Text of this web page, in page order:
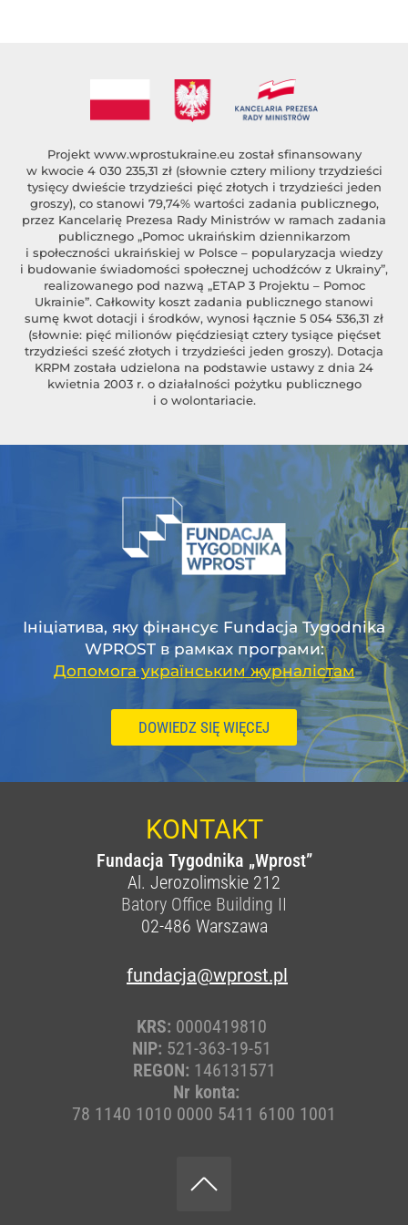
Projekt www.wprostukraine.eu został sfinansowany
w kwocie 4 030 235,31 zł (słownie cztery miliony trzydzieści
tysięcy dwieście trzydzieści pięć złotych i trzydzieści jeden
groszy), co stanowi 79,74% wartości zadania publicznego,
przez Kancelarię Prezesa Rady Ministrów w ramach zadania
publicznego „Pomoc ukraińskim dziennikarzom
i społeczności ukraińskiej w Polsce – popularyzacja wiedzy
i budowanie świadomości społecznej uchodźców z Ukrainy”,
realizowanego pod nazwą „ETAP 3 Projektu – Pomoc
Ukrainie”. Całkowity koszt zadania publicznego stanowi
sumę kwot dotacji i środków, wynosi łącznie 5 054 536,31 zł
(słownie: pięć milionów pięćdziesiąt cztery tysiące pięćset
trzydzieści sześć złotych i trzydzieści jeden groszy). Dotacja
KRPM została udzielona na podstawie ustawy z dnia 24
kwietnia 2003 r. o działalności pożytku publicznego
i o wolontariacie.
Ініціатива, яку фінансує Fundacja Tygodnika
WPROST в рамках програми:
Допомога українським журналістам
DOWIEDZ SIĘ WIĘCEJ
KONTAKT
Fundacja Tygodnika „Wprost”
Al. Jerozolimskie 212
Batory Office Building II
02-486 Warszawa
fundacja@wprost.pl
KRS: 0000419810
NIP: 521-363-19-51
REGON: 146131571
Nr konta:
78 1140 1010 0000 5411 6100 1001